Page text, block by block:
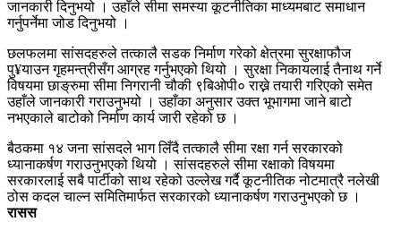
जानकारी दिनुभयो । उहाँले सीमा समस्या कूटनीतिका माध्यमबाट समाधान
गर्नुपर्नेमा जोड दिनुभयो ।
छलफलमा सांसदहरुले तत्कालै सडक निर्माण गरेको क्षेत्रमा सुरक्षाफौज
पु¥याउन गृहमन्त्रीसँग आग्रह गर्नुभएको थियो । सुरक्षा निकायलाई तैनाथ गर्ने
विषयमा छाङ्रुमा सीमा निगरानी चौकी ९बिओपी० राख्ने तयारी गरिएको समेत
उहाँले जानकारी गराउनुभयो । उहाँका अनुसार उक्त भूभागमा जाने बाटो
नभएकाले बाटोको निर्माण कार्य जारी रहेको छ ।
बैठकमा १४ जना सांसदले भाग लिँदै तत्कालै सीमा रक्षा गर्न सरकारको
ध्यानाकर्षण गराउनुभएको थियो । सांसदहरुले सीमा रक्षाको विषयमा
सरकारलाई सबै पार्टीको साथ रहेको उल्लेख गर्दै कूटनीतिक नोटमात्रै नलेखी
ठोस कदल चाल्न समितिमार्फत सरकारको ध्यानाकर्षण गराउनुभएको छ ।
रासस